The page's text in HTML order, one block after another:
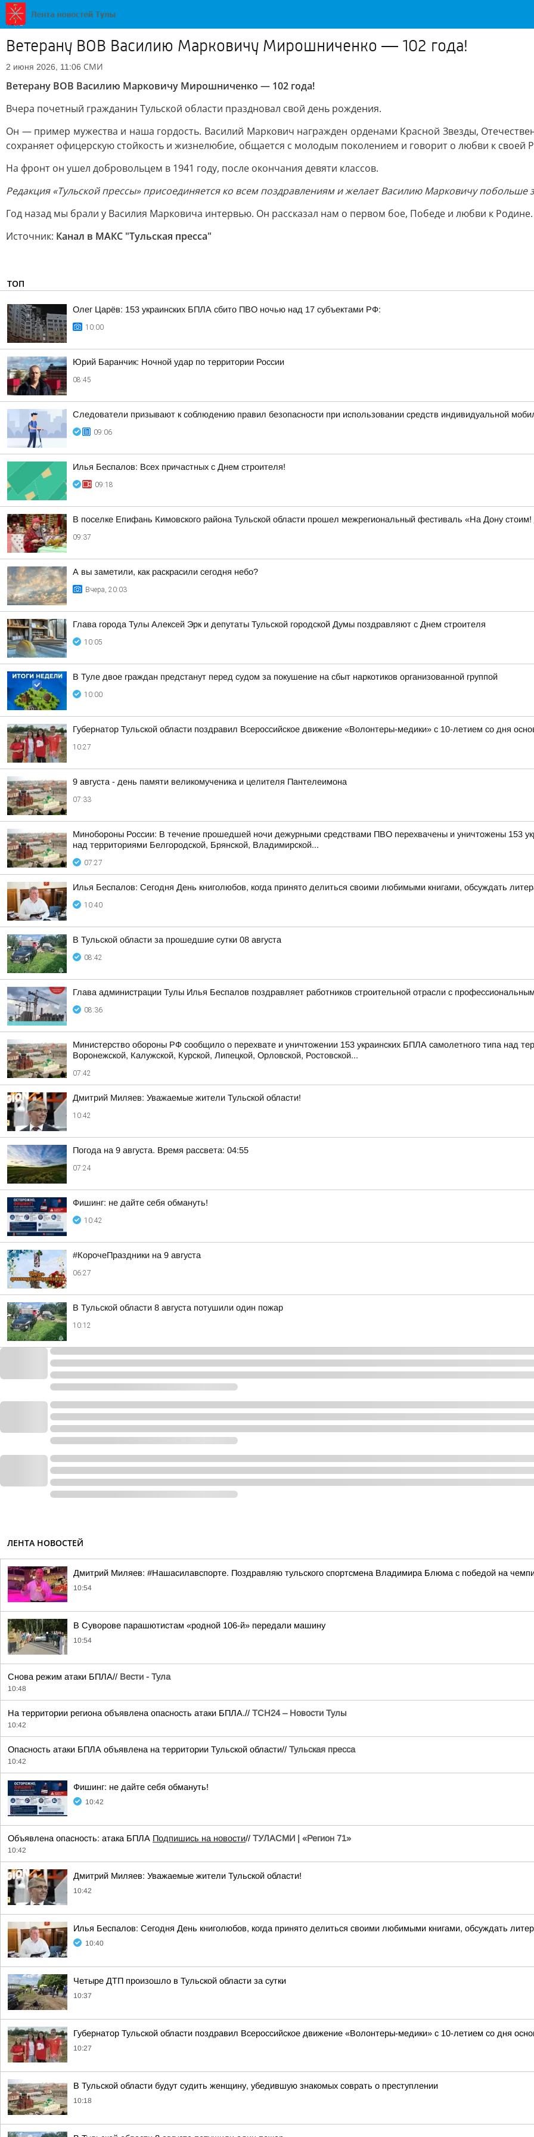
Ветерану ВОВ Василию Марковичу Мирошниченко — 102 года!
2 июня 2026, 11:06 СМИ
Ветерану ВОВ Василию Марковичу Мирошниченко — 102 года!
Вчера почетный гражданин Тульской области праздновал свой день рождения.
Он — пример мужества и наша гордость. Василий Маркович награжден орденами Красной Звезды,
сохраняет офицерскую стойкость и жизнелюбие, общается с молодым поколением и говорит о любви к своей
На фронт он ушел добровольцем в 1941 году, после окончания девяти классов.
Редакция «Тульской прессы» присоединяется ко всем поздравлениям и желает Василию Марковичу побольше
Год назад мы брали у Василия Марковича интервью. Он рассказал нам о первом бое, Победе и любви к
Источник: Канал в МАКС "Тульская пресса"
ТОП
Олег Царёв: 153 украинских БПЛА сбито ПВО ночью над 17 субъектами РФ:
10:00
Юрий Баранчик: Ночной удар по территории России
08:45
Следователи призывают к соблюдению правил безопасности при использовании средств индивидуальной
09:06
Илья Беспалов: Всех причастных с Днем строителя!
09:18
В поселке Епифань Кимовского района Тульской области прошел межрегиональный фестиваль «На Дону
09:37
А вы заметили, как раскрасили сегодня небо?
Вчера, 20:03
Глава города Тулы Алексей Эрк и депутаты Тульской городской Думы поздравляют с Днем строителя
10:05
В Туле двое граждан предстанут перед судом за покушение на сбыт наркотиков организованной группой
10:00
Губернатор Тульской области поздравил Всероссийское движение «Волонтеры-медики» с 10-летием со дня
10:27
9 августа - день памяти великомученика и целителя Пантелеимона
07:33
Минобороны России: В течение прошедшей ночи дежурными средствами ПВО перехвачены и уничтожены 153
над территориями Белгородской, Брянской, Владимирской...
07:27
Илья Беспалов: Сегодня День книголюбов, когда принято делиться своими любимыми книгами, обсуждать
10:40
В Тульской области за прошедшие сутки 08 августа
08:42
Глава администрации Тулы Илья Беспалов поздравляет работников строительной отрасли с
08:36
Министерство обороны РФ сообщило о перехвате и уничтожении 153 украинских БПЛА самолетного типа над
Воронежской, Калужской, Курской, Липецкой, Орловской, Ростовской...
07:42
Дмитрий Миляев: Уважаемые жители Тульской области!
10:42
Погода на 9 августа. Время рассвета: 04:55
07:24
Фишинг: не дайте себя обмануть!
10:42
#КорочеПраздники на 9 августа
06:27
В Тульской области 8 августа потушили один пожар
10:12
ЛЕНТА НОВОСТЕЙ
Дмитрий Миляев: #Нашасилавспорте. Поздравляю тульского спортсмена Владимира Блюма с победой на
10:54
В Суворове парашютистам «родной 106-й» передали машину
10:54
Снова режим атаки БПЛА// Вести - Тула
10:48
На территории региона объявлена опасность атаки БПЛА.// ТСН24 – Новости Тулы
10:42
Опасность атаки БПЛА объявлена на территории Тульской области// Тульская пресса
10:42
Фишинг: не дайте себя обмануть!
10:42
Объявлена опасность: атака БПЛА Подпишись на новости// ТУЛАСМИ | «Регион 71»
10:42
Дмитрий Миляев: Уважаемые жители Тульской области!
10:42
Илья Беспалов: Сегодня День книголюбов, когда принято делиться своими любимыми книгами, обсуждать
10:40
Четыре ДТП произошло в Тульской области за сутки
10:37
Губернатор Тульской области поздравил Всероссийское движение «Волонтеры-медики» с 10-летием со дня
10:27
В Тульской области будут судить женщину, убедившую знакомых соврать о преступлении
10:18